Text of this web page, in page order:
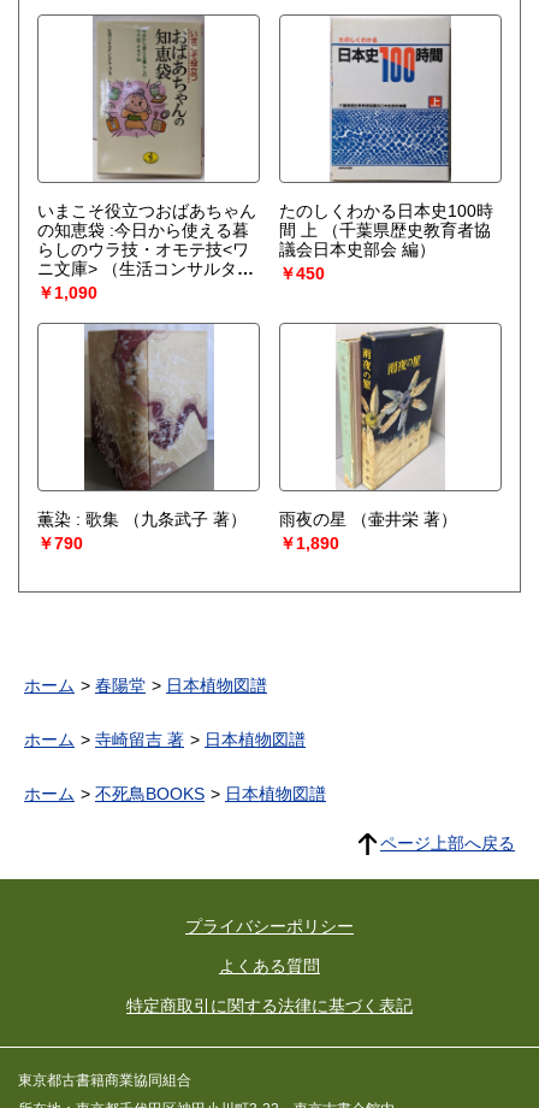
いまこそ役立つおばあちゃん
の知恵袋 :今日から使える暮
らしのウラ技・オモテ技<ワ
ニ文庫>
（生活コンサルタン
トグループ 編）
￥1,090
たのしくわかる日本史100時
間 上
（千葉県歴史教育者協
議会日本史部会 編）
￥450
薫染 : 歌集
（九条武子 著）
￥790
雨夜の星
（壷井栄 著）
￥1,890
ホーム 春陽堂 日本植物図譜
ホーム 寺崎留吉 著 日本植物図譜
ホーム 不死鳥BOOKS 日本植物図譜
ページ上部へ戻る
プライバシーポリシー
よくある質問
特定商取引に関する法律に基づく表記
東京都古書籍商業協同組合